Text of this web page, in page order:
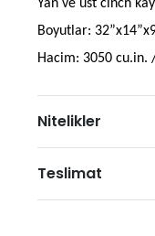
Yan ve üst cinch
Boyutlar: 32
Hacim: 3050 cu.in.
Nitelikler
Teslimat